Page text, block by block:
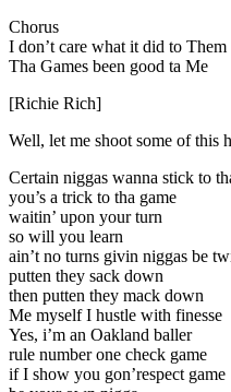
Chorus
I don’t care what it did to Them
Tha Games been good ta Me
[Richie Rich]
Well, let me shoot some of this
Certain niggas wanna stick to
you’s a trick to tha game
waitin’ upon your turn
so will you learn
ain’t no turns givin niggas be
putten they sack down
then putten they mack down
Me myself I hustle with finesse
Yes, i’m an Oakland baller
rule number one check game
if I show you gon’respect game